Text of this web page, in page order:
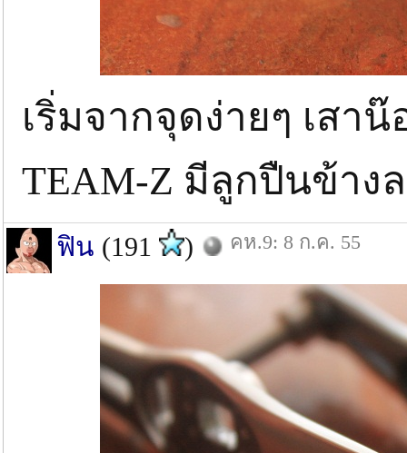
เริ่มจากจุดง่ายๆ เสา
TEAM-Z มีลูกปืนข้าง
ฟิน (191 ) คห.9: 8 ก.ค. 55